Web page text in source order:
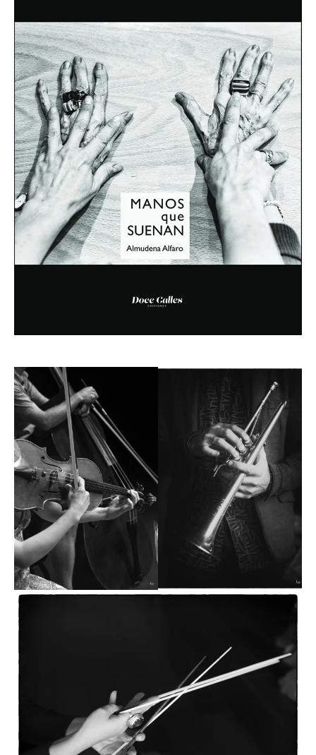
escena han acompañado siempre a Almudena, pero no
será hasta 2009 cuando decide hacer de su afición a la
fotografía una profesión, buscando a través de ella la
expresión plástica de los sentimientos, allí donde la
frontera entre la pintura y la fotografía se convierte en
una línea de difícil definición. No centra su objetivo en
dar testimonio fotográfico del momento, sino en dar su
punto de vista, buscar el “arabesque” o el “fouetté”,
expresándose abiertamente sobre el mundo que nos
rodea. Cualquier objeto, situación o persona, depende
de cómo se le enfoque, pierde su aparente identidad
exterior en favor del color y de las formas que la cámara
les quiera conferir de manera abstracta o con
“impresiones”.
colecciones privadas y públicas de Miami, París,